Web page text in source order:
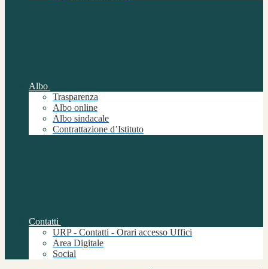
Albo
Trasparenza
Albo online
Albo sindacale
Contrattazione d’Istituto
Contatti
URP - Contatti - Orari accesso Uffici
Area Digitale
Social